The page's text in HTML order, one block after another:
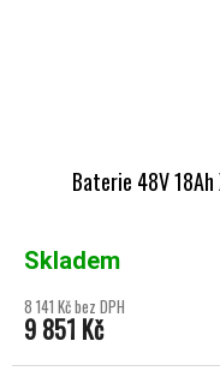
Baterie 48V
Skladem
8 141 Kč bez DPH
9 851 Kč